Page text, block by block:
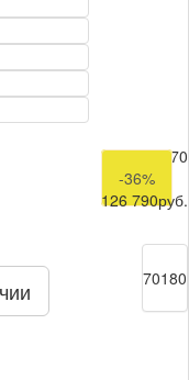
196 970
-36%
126 790руб.
70180